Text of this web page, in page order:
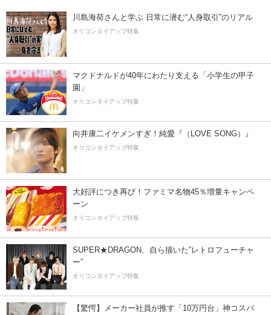
川島海荷さんと学ぶ 日常に潜む“人身取引”のリアル
オリコンタイアップ特集
マクドナルドが40年にわたり支える「小学生の甲子
園」
オリコンタイアップ特集
向井康二イケメンすぎ！純愛『（LOVE SONG）』
オリコンタイアップ特集
大好評につき再び！ファミマ名物45％増量キャンペ
ーン
オリコンタイアップ特集
SUPER★DRAGON、自ら描いた”レトロフューチャ
ー”
オリコンタイアップ特集
【驚愕】メーカー社員が推す「10万円台」神コスパ